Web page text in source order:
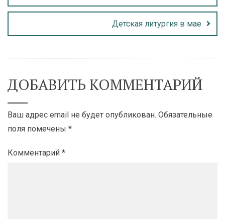
Детская литургия в мае
ДОБАВИТЬ КОММЕНТАРИЙ
Ваш адрес email не будет опубликован. Обязательные
поля помечены *
Комментарий *